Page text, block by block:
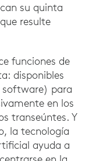
su quinta
resulte
funciones de
disponibles
para
en los
transeúntes. Y
la tecnología
ayuda a